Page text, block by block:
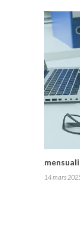
14 mars